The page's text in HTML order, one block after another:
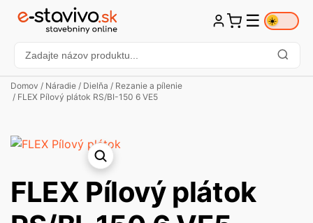
☰ ☀️
Domov / Náradie / Dielňa / Rezanie a pílenie
/ FLEX Pílový plátok RS/BI-150 6 VE5
FLEX Pílový plátok